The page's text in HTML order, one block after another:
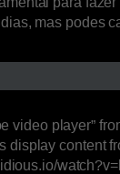
mas podes
video player”
content